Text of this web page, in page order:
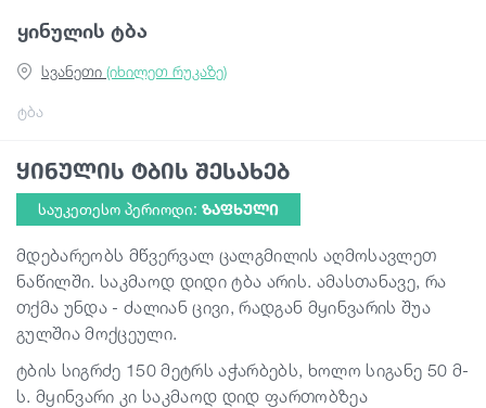
კვება და ღვინო
სტატიები
ივენთები
დაგეგმე მოგზაურობა
ყინულის ტბა
ტბა
სვანეთი (იხილეთ რუკაზე)
ყინულის ტბის შესახებ
საუკეთესო პერიოდი: ᲖᲐᲤᲮᲣᲚᲘ
მდებარეობს მწვერვალ ცალგმილის აღმოსავლეთ
ნაწილში. საკმაოდ დიდი ტბა არის. ამასთანავე, რა
თქმა უნდა - ძალიან ცივი, რადგან მყინვარის შუა
გულშია მოქცეული.
ტბის სიგრძე 150 მეტრს აჭარბებს, ხოლო სიგანე 50 მ-
ს. მყინვარი კი საკმაოდ დიდ ფართობზეა